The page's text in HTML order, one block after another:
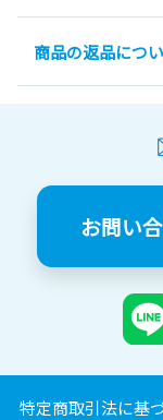
商品の返品につ
お問い
特定商取引法に基